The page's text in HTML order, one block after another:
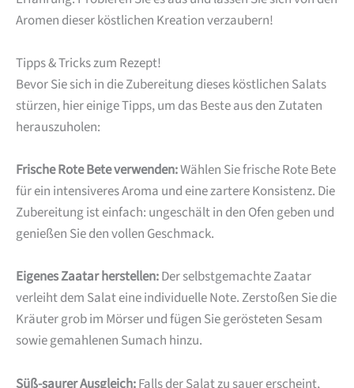
Aromen dieser köstlichen Kreation verzaubern!
Tipps & Tricks zum Rezept!
Bevor Sie sich in die Zubereitung dieses köstlichen Salats
stürzen, hier einige Tipps, um das Beste aus den Zutaten
herauszuholen:
Frische Rote Bete verwenden:Wählen Sie frische Rote Bete
für ein intensiveres Aroma und eine zartere Konsistenz. Die
Zubereitung ist einfach: ungeschält in den Ofen geben und
genießen Sie den vollen Geschmack.
Eigenes Zaatar herstellen:Der selbstgemachte Zaatar
verleiht dem Salat eine individuelle Note. Zerstoßen Sie die
Kräuter grob im Mörser und fügen Sie gerösteten Sesam
sowie gemahlenen Sumach hinzu.
Süß-saurer Ausgleich:Falls der Salat zu sauer erscheint,